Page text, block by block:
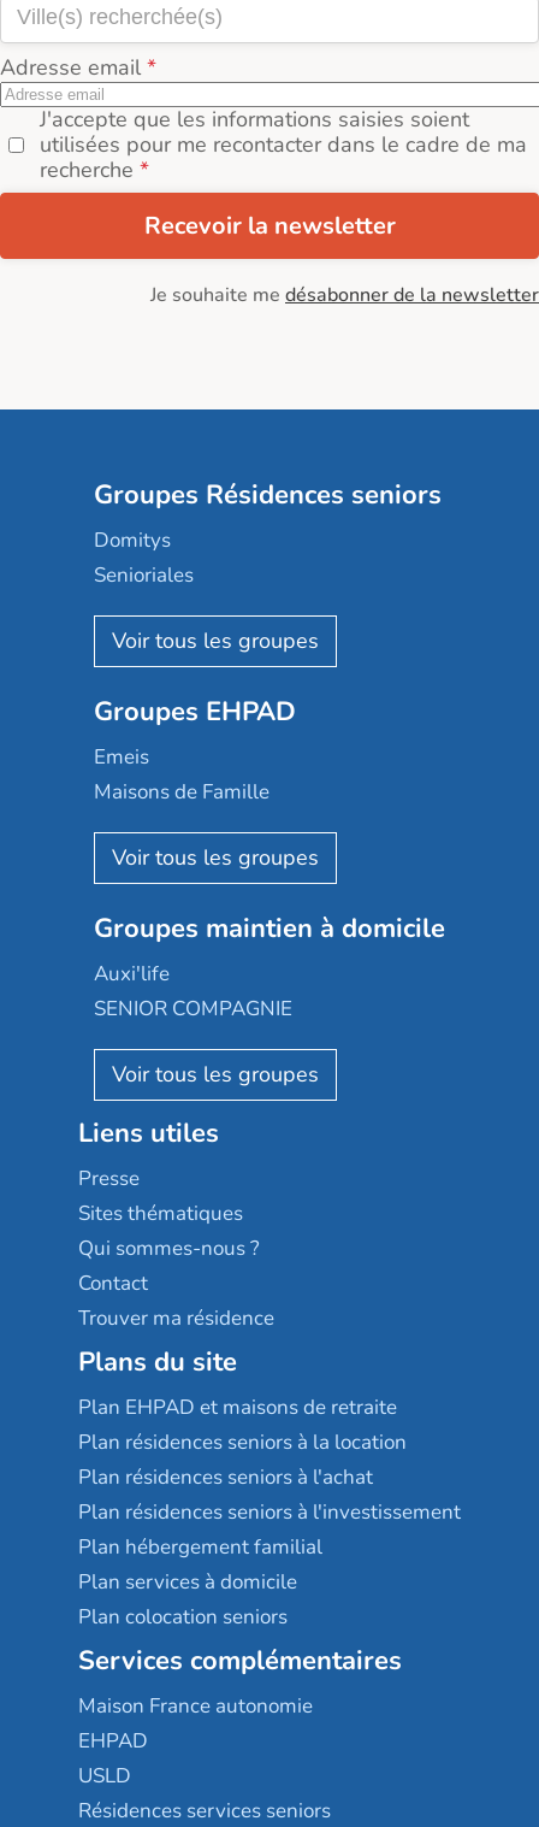
Adresse email
J'accepte que les informations saisies soient
utilisées pour me recontacter dans le cadre de ma
recherche
Recevoir la newsletter
Je souhaite me désabonner de la newsletter
Groupes Résidences seniors
Domitys
Senioriales
Nohée
Les Résidentiels
Mobicap
Domusvi
Happy Senior
Aquarelia
Nexity edenea
Les jardins d'Arcadie
Occitalia
Appartseniors
Reseda
Stella management
Les villages d'or
Sérénys
Résidences services Villa Médicis
Groupes EHPAD
Emeis
Maisons de Famille
Korian
Emera
Groupe SOS
Le Noble Âge
Almage
Résidalya
Groupe aplus
Groupes maintien à domicile
Auxi'life
SENIOR COMPAGNIE
AGE D'OR Services
Liens utiles
Presse
Sites thématiques
Qui sommes-nous ?
Contact
Trouver ma résidence
Plans du site
Plan EHPAD et maisons de retraite
Plan résidences seniors à la location
Plan résidences seniors à l'achat
Plan résidences seniors à l'investissement
Plan hébergement familial
Plan services à domicile
Plan colocation seniors
Services complémentaires
Maison France autonomie
EHPAD
USLD
Résidences services seniors